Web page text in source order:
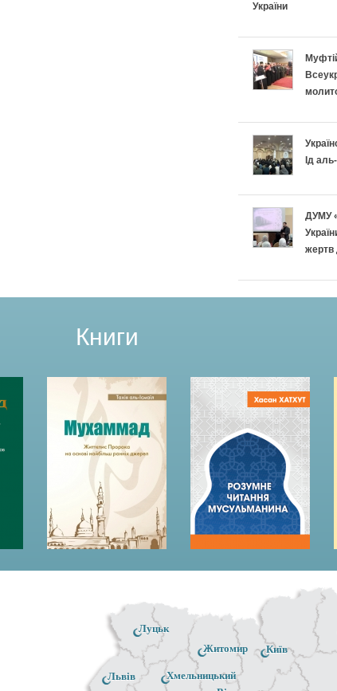
України
Ід
ДУМУ
жертв
Книги
Житомир Київ
Хмельницький
Луцьк
Львів